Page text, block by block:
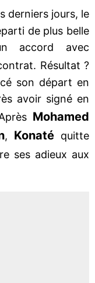
derniers jours, le
de plus belle
accord avec
Résultat ?
son départ en
avoir signé en
Mohamed
, Konaté quitte
ses adieux aux